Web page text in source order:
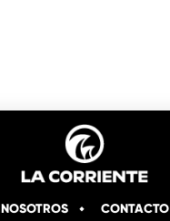
NOSOTROS CONTACTO